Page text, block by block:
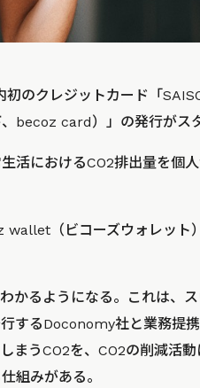
のクレジットカード「
becoz card）」の発行がス
生活におけるCO2排出量を個
（ビコーズウォレット
かるようになる。これは、
するDoconomy社と業務提
まうCO2を、CO2の削減活
組みがある。